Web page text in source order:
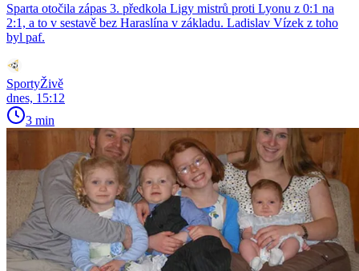
Sparta otočila zápas 3. předkola Ligy mistrů proti Lyonu z 0:1 na
2:1, a to v sestavě bez Haraslína v základu. Ladislav Vízek z toho
byl paf.
SportyŽivě
dnes, 15:12
3 min